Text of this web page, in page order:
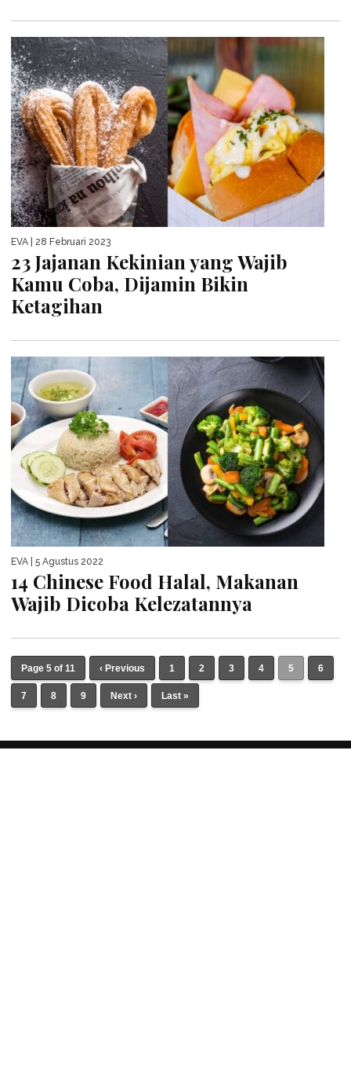
EVA | 28 Februari 2023
23 Jajanan Kekinian yang Wajib
Kamu Coba, Dijamin Bikin
Ketagihan
EVA | 5 Agustus 2022
14 Chinese Food Halal, Makanan
Wajib Dicoba Kelezatannya
Page 5 of 11 ‹ Previous 1 2 3 4 5 6
7 8 9 Next › Last »